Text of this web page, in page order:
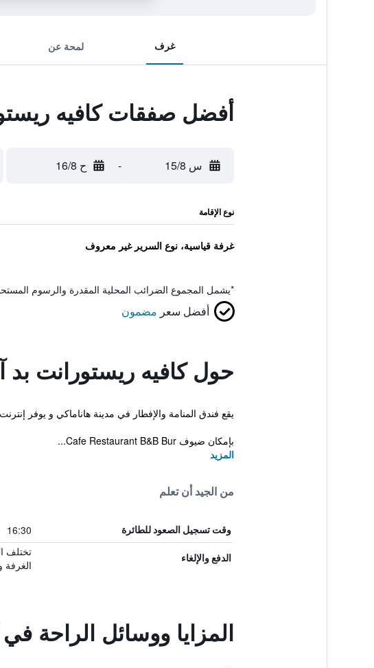
غرف لمحة عن
أفضل صفقات كافيه
س 15/8 - ح 16/8
نوع الإقامة
غرفة قياسية، نوع السرير غير معروف
*يشمل المجموع الضرائب المحلية المقدرة والرسوم
أفضل سعر مضمون
حول كافيه ريستورانت بد
يقع فندق المنامة والإفطار في مدينة هاناماكي و يوفر
بإمكان ضيوف Cafe Restaurant B&B Bur...
المزيد
من الجيد أن تعلم
وقت تسجيل الصعود للطائرة 16:30
الدفع والإلغاء
تختلف
الغرفة
المزايا ووسائل الراحة